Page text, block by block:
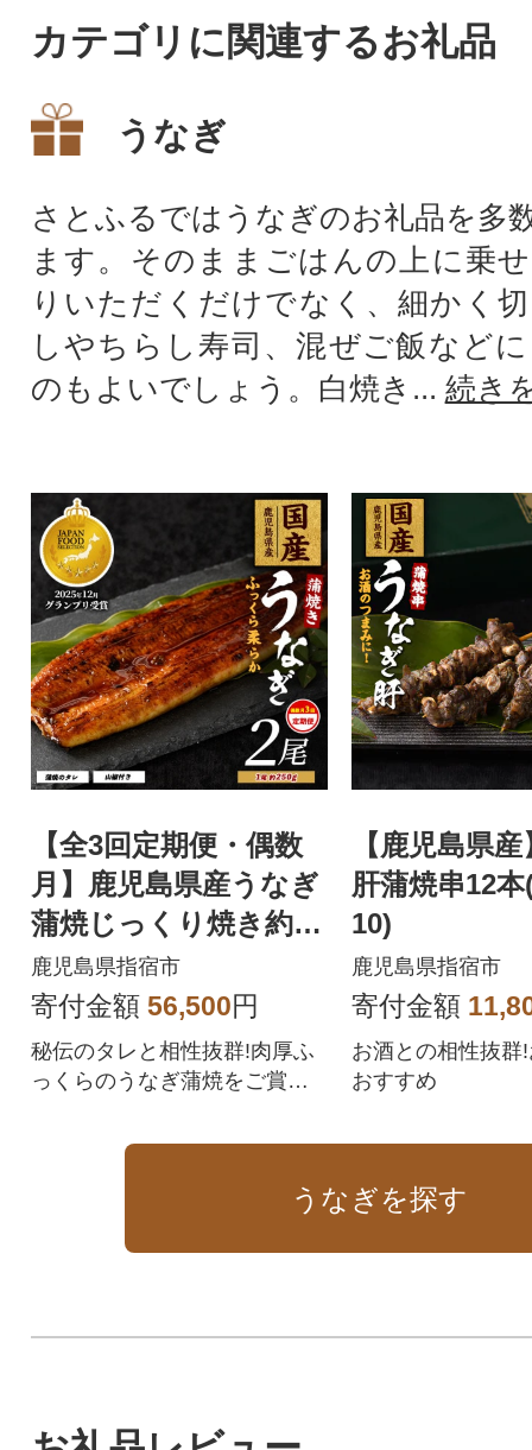
カテゴリに関連するお礼品
うなぎ
さとふるではうなぎのお礼品を多
ます。そのままごはんの上に乗
りいただくだけでなく、細かく
しやちらし寿司、混ぜご飯など
のもよいでしょう。白焼き... 続き
【全3回定期便・偶数
月】鹿児島県産うなぎ
蒲焼じっくり焼き約25
0g×2尾(IBZ021-002)
鹿児島県指宿市
寄付金額 56,500円
秘伝のタレと相性抜群!肉厚ふ
っくらのうなぎ蒲焼をご賞味
【鹿児島県
肝蒲焼串12
10)
鹿児島県指宿市
寄付金額
お酒との相性抜群
おすすめ
うなぎを探す